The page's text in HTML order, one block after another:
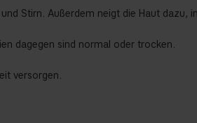
Stirn. Außerdem neigt die Haut dazu,
dagegen sind normal oder trocken.
versorgen.